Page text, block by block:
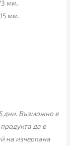
мм.
мм.
дни. Възможно е
да е
на изчерпана